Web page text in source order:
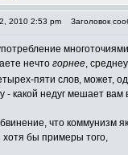
2010 2:53 pm Заголовок
нечто горнее,
пяти слов, может,
- какой недуг мешает
что коммунизм
хотя бы примеры того,